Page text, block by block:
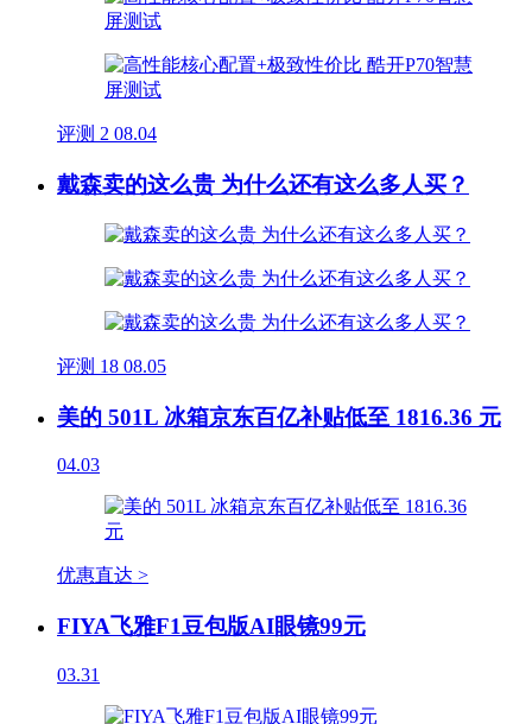
评测 2 08.04
戴森卖的这么贵 为什么还有这么多人买？
评测 18 08.05
美的 501L 冰箱京东百亿补贴低至 1816.36 元
04.03
优惠直达 >
FIYA飞雅F1豆包版AI眼镜99元
03.31